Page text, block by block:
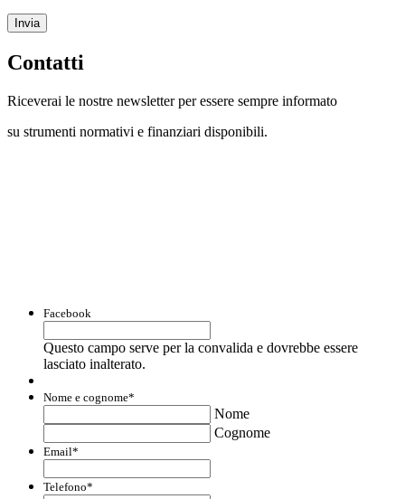
Invia
Contatti
Riceverai le nostre newsletter per essere sempre informato
su strumenti normativi e finanziari disponibili.
Facebook
Questo campo serve per la convalida e dovrebbe essere
lasciato inalterato.
Nome e cognome*
Nome
Cognome
Email*
Telefono*